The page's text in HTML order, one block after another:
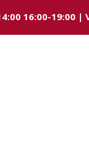
16:00-19:00 |